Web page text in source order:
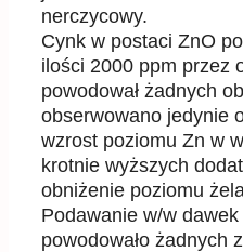
nerczycowy.
Cynk w postaci ZnO
ilości 2000 ppm przez
powodował żadnych
obserwowano jedynie
wzrost poziomu Zn w
krotnie wyższych
obniżenie poziomu
Podawanie w/w
powodowało żadnych